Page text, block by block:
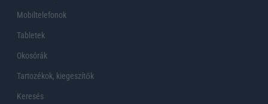
Mobiltelefonok
Tabletek
Okosórák
Tartozékok, kiegeszítők
Keresés